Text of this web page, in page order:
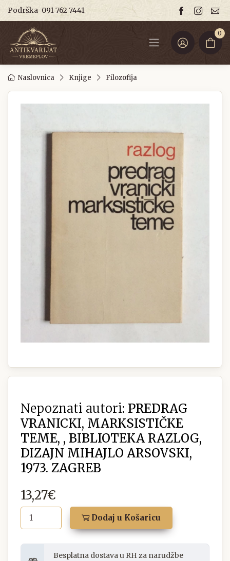
Podrška 091 762 7441
0
Naslovnica Knjige Filozofija
Nepoznati autori: PREDRAG
VRANICKI, MARKSISTIČKE
TEME, , BIBLIOTEKA RAZLOG,
DIZAJN MIHAJLO ARSOVSKI,
1973. ZAGREB
13,27€
Dodaj u Košaricu
Besplatna dostava u RH za narudžbe